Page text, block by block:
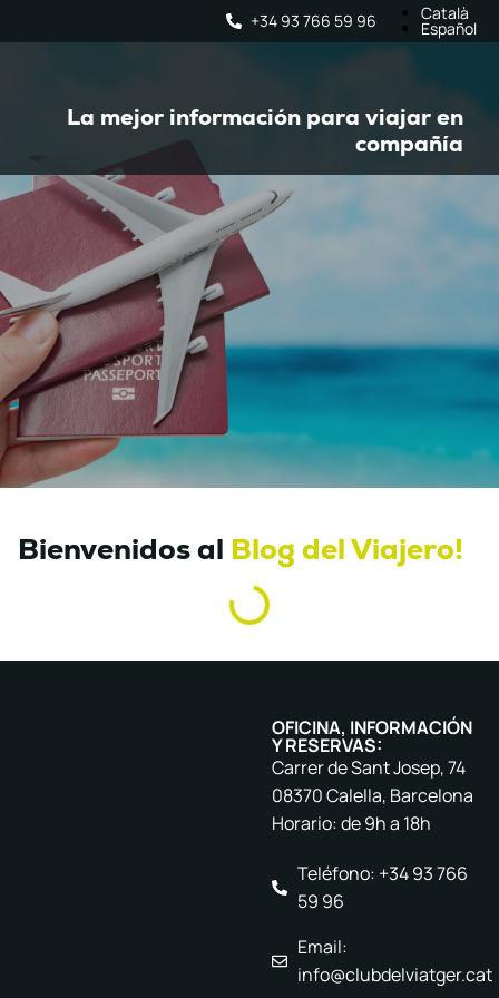
+34 93 766 59 96 Català
Español
La mejor información para viajar en
compañía
Bienvenidos al Blog del Viajero!
OFICINA, INFORMACIÓN
Y RESERVAS:
Carrer de Sant Josep, 74
08370 Calella, Barcelona
Horario: de 9h a 18h
Teléfono: +34 93 766
59 96
Email:
info@clubdelviatger.cat